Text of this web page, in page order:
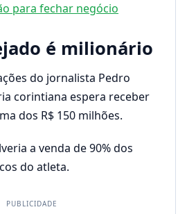
para fechar negócio
é milionário
do jornalista Pedro
corintiana espera receber
dos R$ 150 milhões.
a venda de 90% dos
do atleta.
PUBLICIDADE